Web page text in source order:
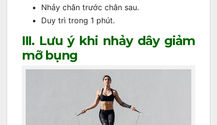
Nhảy chân trước chân sau.
Duy trì trong 1 phút.
III. Lưu ý khi nhảy dây giảm
mỡ bụng